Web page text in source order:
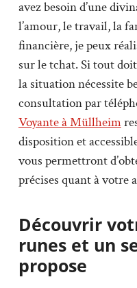
avez besoin d’une
l’amour, le travail, la
financière, je peux
sur le tchat. Si tout
la situation nécessite
consultation par
Voyante à Müllheim
disposition et
vous permettront
précises quant à votre
Découvrir
runes et un
propose